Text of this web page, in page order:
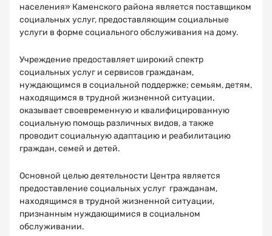
населения» Каменского района является поставщиком
социальных услуг, предоставляющим социальные
услуги в форме социального обслуживания на дому.
Учреждение предоставляет широкий спектр
социальных услуг и сервисов гражданам,
нуждающимся в социальной поддержке; семьям, детям,
находящимся в трудной жизненной ситуации,
оказывает своевременную и квалифицированную
социальную помощь различных видов, а также
проводит социальную адаптацию и реабилитацию
граждан, семей и детей.
Основной целью деятельности Центра является
предоставление социальных услуг гражданам,
находящимся в трудной жизненной ситуации,
признанным нуждающимися в социальном
обслуживании.
Как
зовут?
Спасибо!